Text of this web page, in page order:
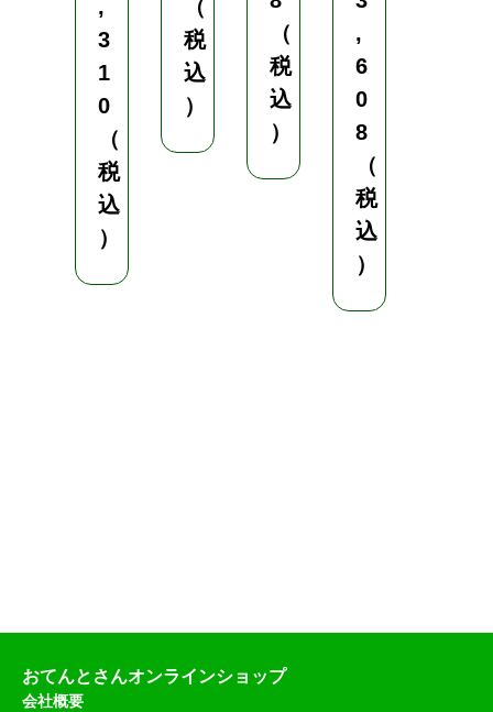
,
3
1
0
（
税
込
）
（
税
込
）
（
税
込
）
,
6
0
8
（
税
込
）
おてんとさんオンラインショップ
会社概要